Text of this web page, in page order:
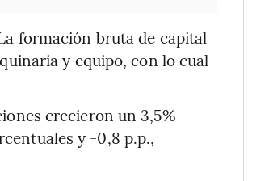
formación bruta de capital
y equipo, con lo cual
crecieron un 3,5%
y -0,8 p.p.,